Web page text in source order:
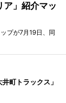
ア」紹介マッ
プが7月19日、同
町トラックス」